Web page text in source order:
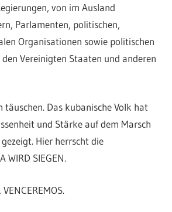
von im Ausland
Parlamenten, politischen,
Organisationen sowie politischen
Vereinigten Staaten und anderen
täuschen. Das kubanische Volk hat
und Stärke auf dem Marsch
Hier herrscht die
WIRD SIEGEN.